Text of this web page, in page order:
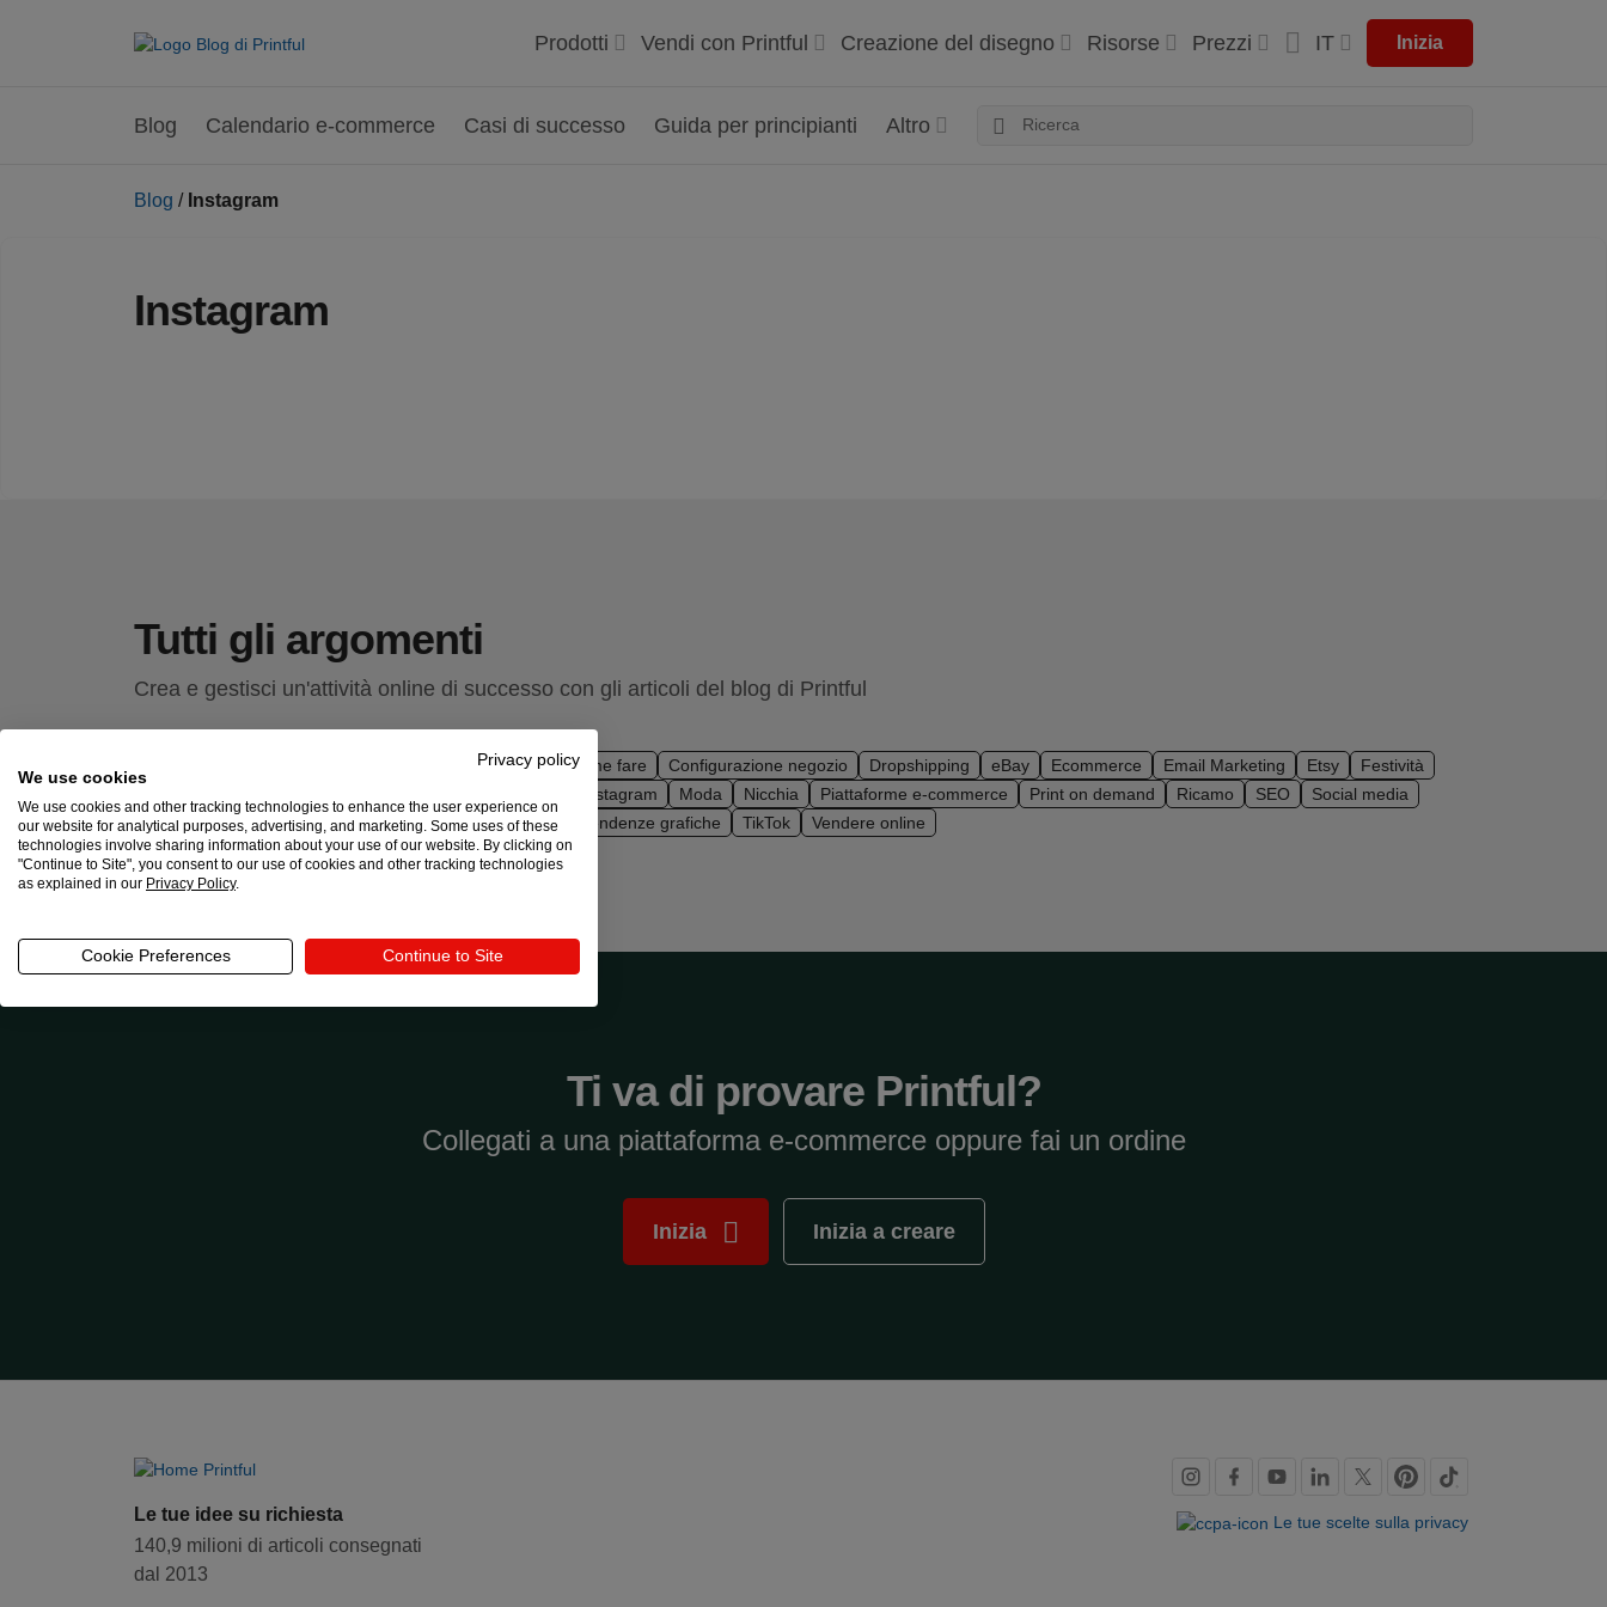
Prodotti Vendi con Printful Creazione del disegno Risorse Prezzi IT Inizia
Blog Calendario e-commerce Casi di successo Guida per principianti Altro
Blog / Instagram
Instagram
Tutti gli argomenti
Crea e gestisci un'attività online di successo con gli articoli del blog di Printful
Brand Come fare Configurazione negozio Dropshipping eBay Ecommerce Email Marketing Etsy
Festività
Instagram Moda Nicchia Piattaforme e-commerce Print on demand Ricamo SEO
Social media
Sostenibilità
Stampa su tessuto Storie Tendenze Tendenze grafiche TikTok Vendere online
Ti va di provare Printful?
Collegati a una piattaforma e-commerce oppure fai un ordine
Inizia Inizia a creare
Le tue idee su richiesta
140,9 milioni di articoli consegnati
dal 2013
Link
dei
Le tue scelte sulla privacy
Privacy policy
We use cookies
We use cookies and other tracking technologies to enhance the user experience on
our website for analytical purposes, advertising, and marketing. Some uses of these
technologies involve sharing information about your use of our website. By clicking on
"Continue to Site", you consent to our use of cookies and other tracking technologies
as explained in our Privacy Policy.
Cookie Preferences Continue to Site